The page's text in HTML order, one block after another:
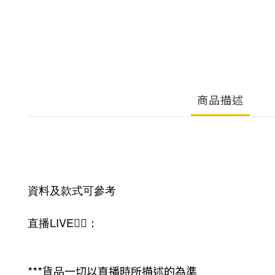
商品描述
資料及款式可參考
直播LIVE❤️‍🔥：
***貨品一切以直播時所描述的為準